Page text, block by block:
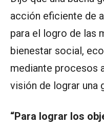
acción eficiente de
para el logro de las
bienestar social,
mediante procesos
visión de lograr una
“Para lograr los